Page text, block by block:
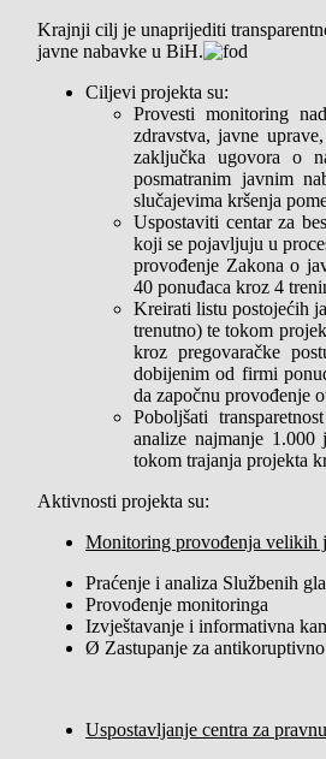
Krajnji cilj je unaprijediti
javne nabavke u BiH.
Ciljevi projekta su:
Provesti monitoring
zdravstva, javne
zaključka ugovora o
posmatranim javnim
slučajevima kršenja
Uspostaviti centar za
koji se pojavljuju u
provođenje Zakona o
40 ponuđaca kroz 4
Kreirati listu postojećih
trenutno) te tokom
kroz pregovaračke
dobijenim od firmi
da započnu provođenje
Poboljšati
analize najmanje
tokom trajanja projekta
Aktivnosti projekta su:
Monitoring provođenja velikih
Praćenje i analiza Službenih
Provođenje monitoringa
Izvještavanje i informativna
Ø Zastupanje za
Uspostavljanje centra za